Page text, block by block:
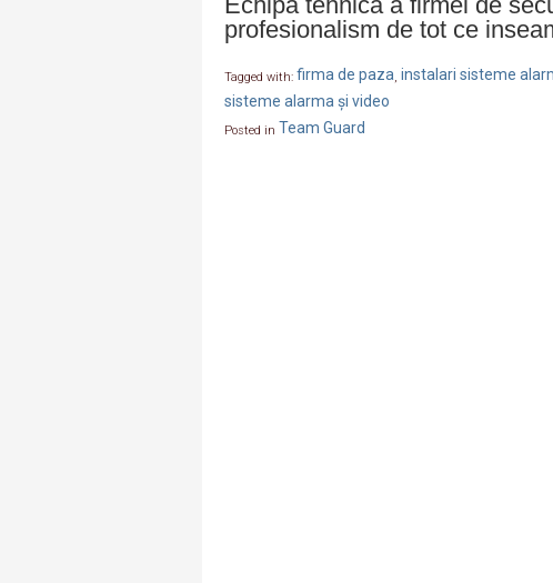
profesionalism de tot ce
Tagged with: firma de paza instalari sisteme
sisteme alarma și video
Posted in Team Guard